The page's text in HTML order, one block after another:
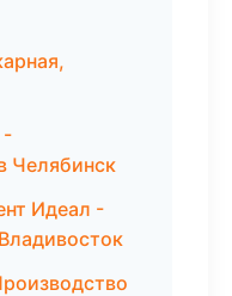
-
Челябинск
Идеал -